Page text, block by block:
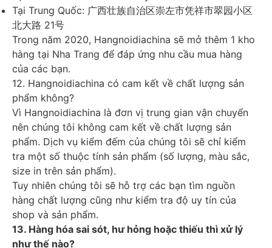
Tại Trung Quốc: 广西壮族自治区崇左市凭祥市翠园小区
北大路 21号
Trong năm 2020, Hangnoidiachina sẽ mở thêm 1 kho
hàng tại Nha Trang để đáp ứng nhu cầu mua hàng
của các bạn.
12. Hangnoidiachina có cam kết về chất lượng sản
phẩm không?
Vì Hangnoidiachina là đơn vị trung gian vận chuyển
nên chúng tôi không cam kết về chất lượng sản
phẩm. Dịch vụ kiểm đếm của chúng tôi sẽ chỉ kiểm
tra một số thuộc tính sản phẩm (số lượng, màu sắc,
size in trên sản phẩm).
Tuy nhiên chúng tôi sẽ hỗ trợ các bạn tìm nguồn
hàng chất lượng cũng như kiểm tra độ uy tín của
shop và sản phẩm.
13. Hàng hóa sai sót, hư hỏng hoặc thiếu thì xử lý
như thế nào?